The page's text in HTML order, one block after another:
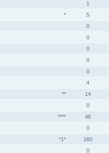
1
*
5
0
0
0
0
0
4
**
14
0
****
48
0
*1*
160
0